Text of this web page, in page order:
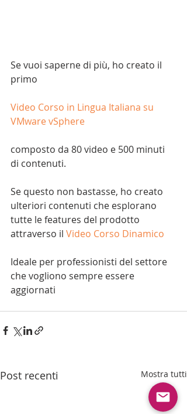
Se vuoi saperne di più, ho creato il
primo
Video Corso in Lingua Italiana su
VMware vSphere
composto da 80 video e 500 minuti
di contenuti.
Se questo non bastasse, ho creato
ulteriori contenuti che esplorano
tutte le features del prodotto
attraverso il Video Corso Dinamico
Ideale per professionisti del settore
che vogliono sempre essere
aggiornati
Post recenti Mostra tutti